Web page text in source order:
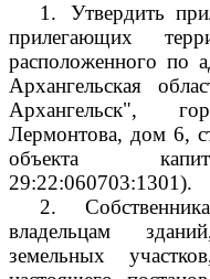
1.
Утвердить
прилегающих
расположенного по
Архангельская
Архангельск",
Лермонтова, дом 6,
объекта
29:22:060703:1301).
2.
владельцам
земельных